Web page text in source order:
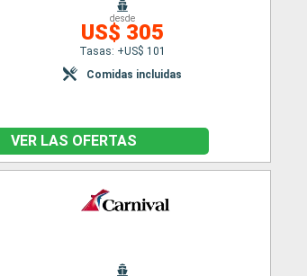
desde
US$ 305
Tasas: +US$ 101
Comidas incluidas
VER LAS OFERTAS